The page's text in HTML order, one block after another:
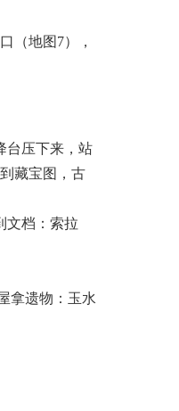
（地图7），
台压下来，站
藏宝图，古
文档：索拉
拿遗物：玉水